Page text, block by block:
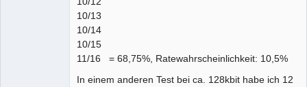
10/13
10/14
10/15
11/16 = 68,75%, Ratewahrscheinlichkeit: 10,5%
In einem anderen Test bei ca. 128kbit habe ich 12